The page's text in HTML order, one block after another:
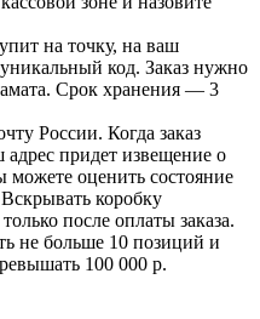
на точку, на ваш
код. Заказ нужно
Срок хранения — 3
России. Когда заказ
адрес придет извещение о
оценить состояние
коробку
после оплаты заказа.
не больше 10 позиций и
100 000 р.